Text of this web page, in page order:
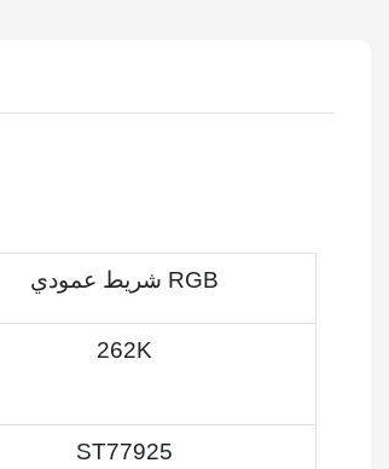
شريط عمودي RGB
262K
ST77925